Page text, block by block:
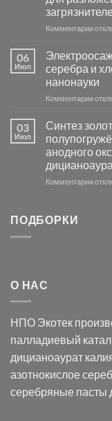
на
Комментариик
в
свете
с
06
Июл
серебра и
нанонауки
Комментариик
с
и
03
Июл
Синтез
анодного
Комментариик
в
калий
ПОДБОРКИ
О НАС
НПО Экотек
палладиевый
дицианоаурат
азотнокислое
серебряные пасты